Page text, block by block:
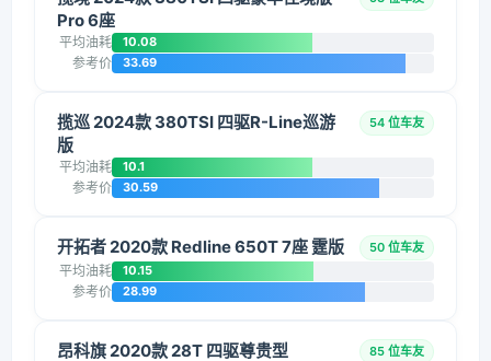
Pro 6座
平均油耗 10.08
参考价 33.69
揽巡 2024款 380TSI 四驱R-Line巡游
版
54 位车友
平均油耗 10.1
参考价 30.59
开拓者 2020款 Redline 650T 7座 霆版 50 位车友
平均油耗 10.15
参考价 28.99
昂科旗 2020款 28T 四驱尊贵型 85 位车友